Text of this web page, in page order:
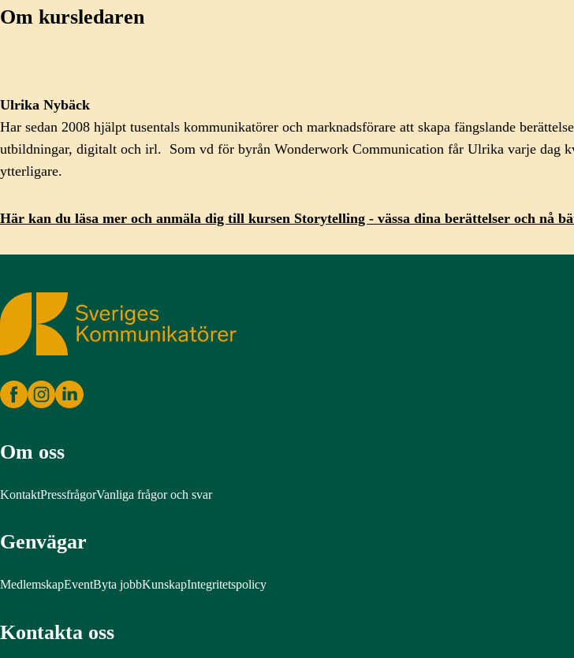
Om kursledaren
Ulrika Nybäck
Har sedan 2008 hjälpt tusentals kommunikatörer och marknadsförare att skapa fängslande
utbildningar, digitalt och irl. Som vd för byrån Wonderwork Communication får Ulrika varje dag
ytterligare.
Här kan du läsa mer och anmäla dig till kursen Storytelling - vässa dina berättelser och nå
Sveriges Kommunikatörer
Om oss
KontaktPressfrågorVanliga frågor och svar
Genvägar
MedlemskapEventByta jobbKunskapIntegritetspolicy
Kontakta oss